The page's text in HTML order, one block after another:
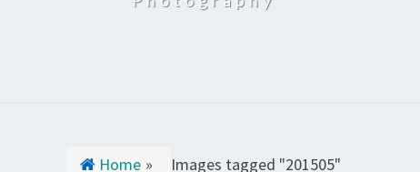
Home » Images tagged "201505"